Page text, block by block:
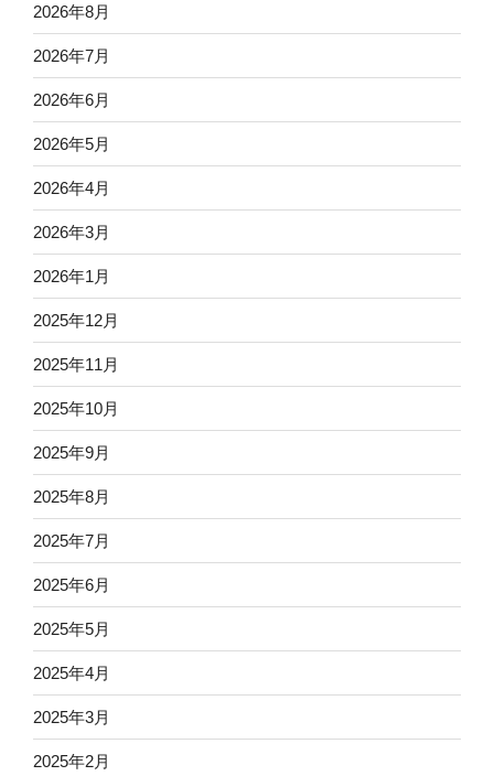
2026年8月
2026年7月
2026年6月
2026年5月
2026年4月
2026年3月
2026年1月
2025年12月
2025年11月
2025年10月
2025年9月
2025年8月
2025年7月
2025年6月
2025年5月
2025年4月
2025年3月
2025年2月